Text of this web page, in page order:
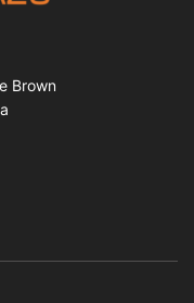
Brown